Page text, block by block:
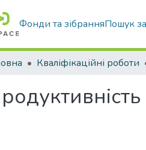
Фонди та зібранняПошук
Кваліфікаційні роботи